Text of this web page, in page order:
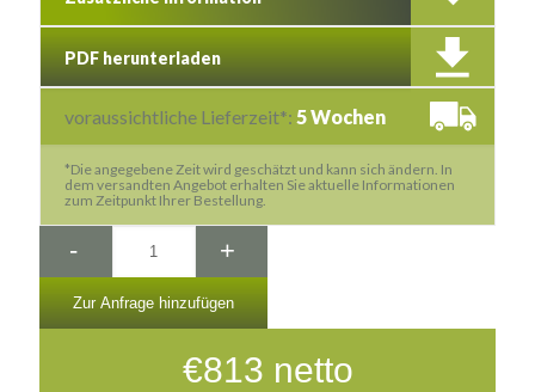
PDF herunterladen
voraussichtliche Lieferzeit*: 5 Wochen
*Die angegebene Zeit wird geschätzt und kann sich ändern. In
dem versandten Angebot erhalten Sie aktuelle Informationen
zum Zeitpunkt Ihrer Bestellung.
- +
Zur Anfrage hinzufügen
€813 netto